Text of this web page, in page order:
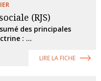
(RJS)
des principales
: ...
LIRE LA FICHE